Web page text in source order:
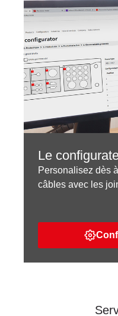
Le
Personalisez dès
câbles avec les